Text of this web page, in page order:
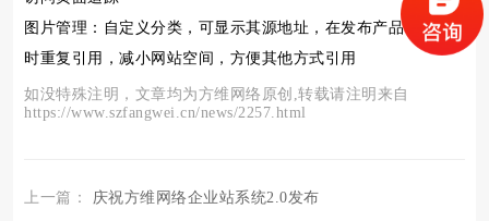
图片管理：自定义分类，可显示其源地址，在发布产品、文章
时重复引用，减小网站空间，方便其他方式引用
如没特殊注明，文章均为方维网络原创,转载请注明来自
https://www.szfangwei.cn/news/2257.html
上一篇： 庆祝方维网络企业站系统2.0发布